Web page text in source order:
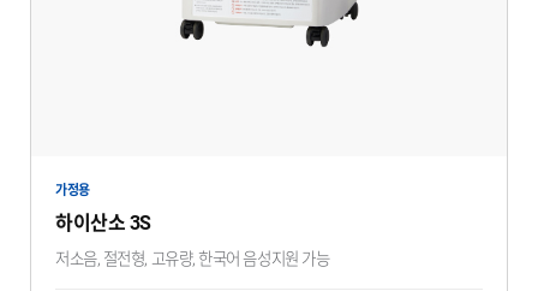
가정용
하이산소 3S
저소음, 절전형, 고유량, 한국어 음성지원 가능